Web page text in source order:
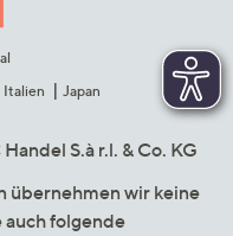
Italien Japan
S.à r.l. & Co. KG
übernehmen wir keine
folgende